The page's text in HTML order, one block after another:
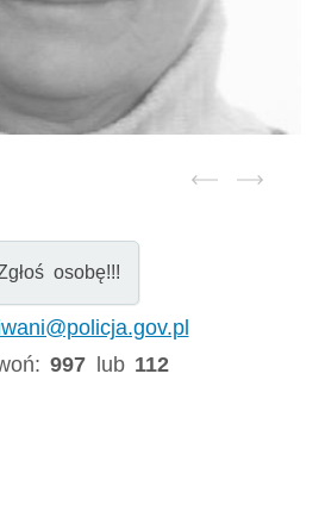
osobę!!!
997 lub 112